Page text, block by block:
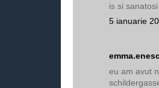
is si
5 ianuarie
eu am avut